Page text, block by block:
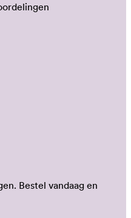
Bestel vandaag en